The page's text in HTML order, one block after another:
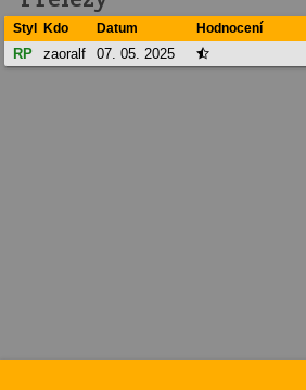
Styl Kdo Datum Hodnocení
RP zaoralf 07. 05. 2025 